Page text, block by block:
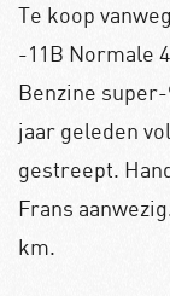
Te koop
-11B Normale
Benzine super-
jaar geleden
gestreept.
Frans
km.